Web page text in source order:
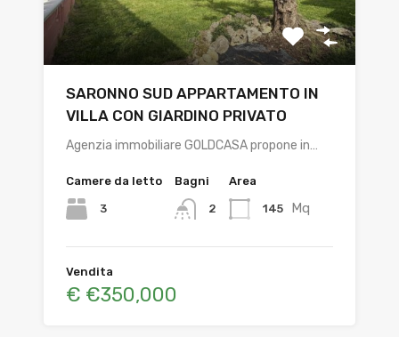
SARONNO SUD APPARTAMENTO IN
VILLA CON GIARDINO PRIVATO
Agenzia immobiliare GOLDCASA propone in…
Camere da letto
3
Bagni
2
Area
145 Mq
Vendita
€ €350,000